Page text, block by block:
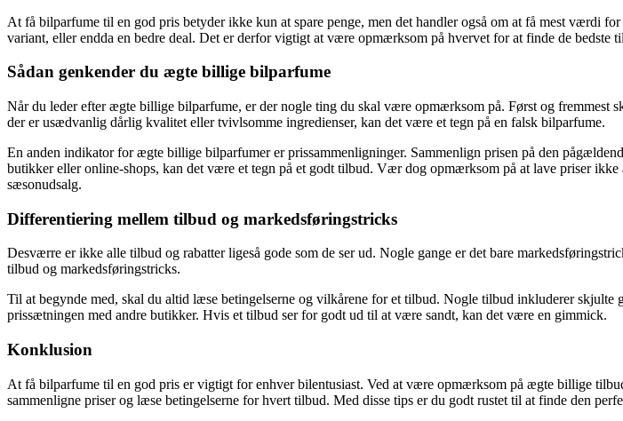
At få bilparfume til en god pris betyder ikke kun at spare penge, men det handler også om at få mest værdi
variant, eller endda en bedre deal. Det er derfor vigtigt at være opmærksom på hvervet for at finde de bedste
Sådan genkender du ægte billige bilparfume
Når du leder efter ægte billige bilparfume, er der nogle ting du skal være opmærksom på. Først og
der er usædvanlig dårlig kvalitet eller tvivlsomme ingredienser, kan det være et tegn på en falsk bilparfume.
En anden indikator for ægte billige bilparfumer er prissammenligninger. Sammenlign prisen på den
butikker eller online-shops, kan det være et tegn på et godt tilbud. Vær dog opmærksom på at lave priser
sæsonudsalg.
Differentiering mellem tilbud og markedsføringstricks
Desværre er ikke alle tilbud og rabatter ligeså gode som de ser ud. Nogle gange er det bare
tilbud og markedsføringstricks.
Til at begynde med, skal du altid læse betingelserne og vilkårene for et tilbud. Nogle tilbud inkluderer
prissætningen med andre butikker. Hvis et tilbud ser for godt ud til at være sandt, kan det være en gimmick.
Konklusion
At få bilparfume til en god pris er vigtigt for enhver bilentusiast. Ved at være opmærksom på ægte billige
sammenligne priser og læse betingelserne for hvert tilbud. Med disse tips er du godt rustet til at finde den